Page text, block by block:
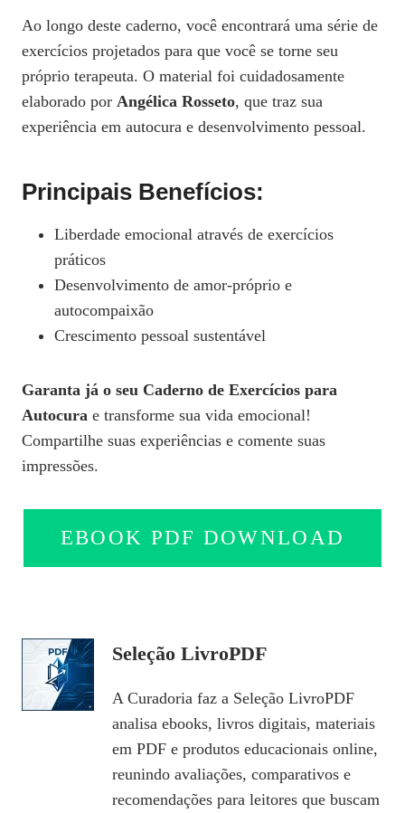
Ao longo deste caderno, você encontrará uma série de
exercícios projetados para que você se torne seu
próprio terapeuta. O material foi cuidadosamente
elaborado por Angélica Rosseto, que traz sua
experiência em autocura e desenvolvimento pessoal.
Principais Benefícios:
Liberdade emocional através de exercícios
práticos
Desenvolvimento de amor-próprio e
autocompaixão
Crescimento pessoal sustentável
Garanta já o seu Caderno de Exercícios para
Autocura e transforme sua vida emocional!
Compartilhe suas experiências e comente suas
impressões.
EBOOK PDF DOWNLOAD
Seleção LivroPDF
A Curadoria faz a Seleção LivroPDF
analisa ebooks, livros digitais, materiais
em PDF e produtos educacionais online,
reunindo avaliações, comparativos e
recomendações para leitores que buscam